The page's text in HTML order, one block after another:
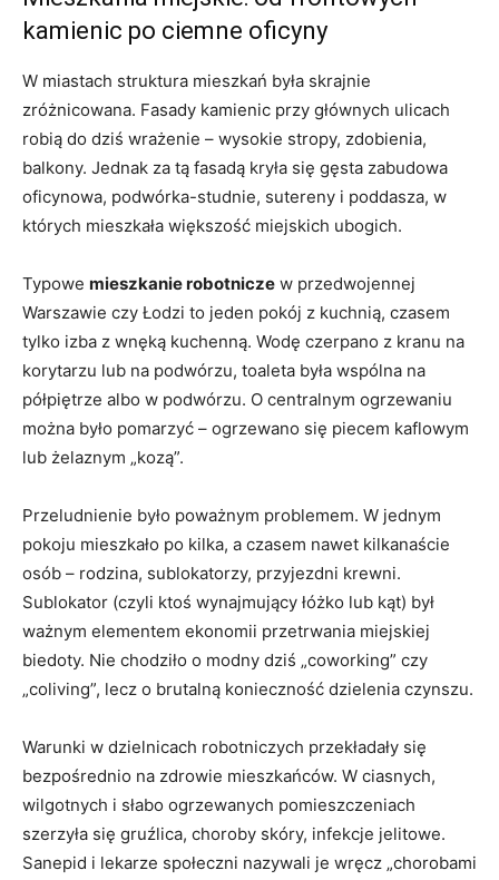
kamienic po ciemne oficyny
W miastach struktura mieszkań była skrajnie
zróżnicowana. Fasady kamienic przy głównych ulicach
robią do dziś wrażenie – wysokie stropy, zdobienia,
balkony. Jednak za tą fasadą kryła się gęsta zabudowa
oficynowa, podwórka-studnie, sutereny i poddasza, w
których mieszkała większość miejskich ubogich.
Typowe mieszkanie robotnicze w przedwojennej
Warszawie czy Łodzi to jeden pokój z kuchnią, czasem
tylko izba z wnęką kuchenną. Wodę czerpano z kranu na
korytarzu lub na podwórzu, toaleta była wspólna na
półpiętrze albo w podwórzu. O centralnym ogrzewaniu
można było pomarzyć – ogrzewano się piecem kaflowym
lub żelaznym „kozą”.
Przeludnienie było poważnym problemem. W jednym
pokoju mieszkało po kilka, a czasem nawet kilkanaście
osób – rodzina, sublokatorzy, przyjezdni krewni.
Sublokator (czyli ktoś wynajmujący łóżko lub kąt) był
ważnym elementem ekonomii przetrwania miejskiej
biedoty. Nie chodziło o modny dziś „coworking” czy
„coliving”, lecz o brutalną konieczność dzielenia czynszu.
Warunki w dzielnicach robotniczych przekładały się
bezpośrednio na zdrowie mieszkańców. W ciasnych,
wilgotnych i słabo ogrzewanych pomieszczeniach
szerzyła się gruźlica, choroby skóry, infekcje jelitowe.
Sanepid i lekarze społeczni nazywali je wręcz „chorobami